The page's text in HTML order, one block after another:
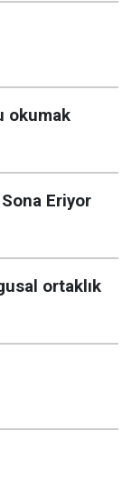
okumak
Eriyor
ortaklık